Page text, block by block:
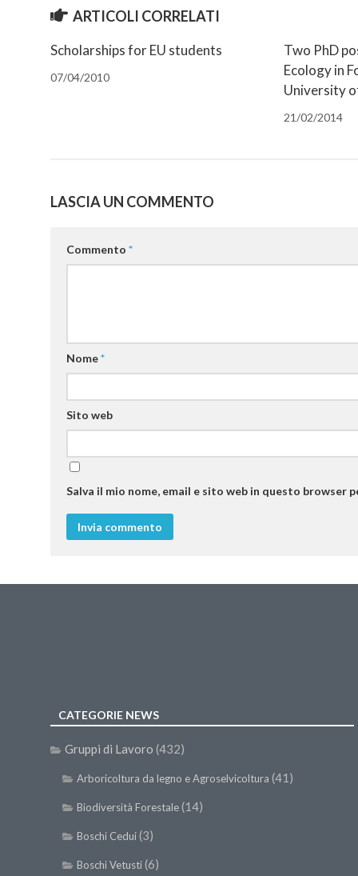
nuova
finestra)
ARTICOLI CORRELATI
Scholarships for EU students
07/04/2010
Two PhD
Ecology in
University
21/02/2014
LASCIA UN COMMENTO
Commento *
Nome*
Sito web
Salva il mio nome, email e sito web in questo browser
CATEGORIE NEWS
Gruppi di Lavoro (432)
Arboricoltura da legno e Agroselvicoltura (41)
Biodiversità Forestale(14)
Boschi Cedui(3)
Boschi Vetusti(6)